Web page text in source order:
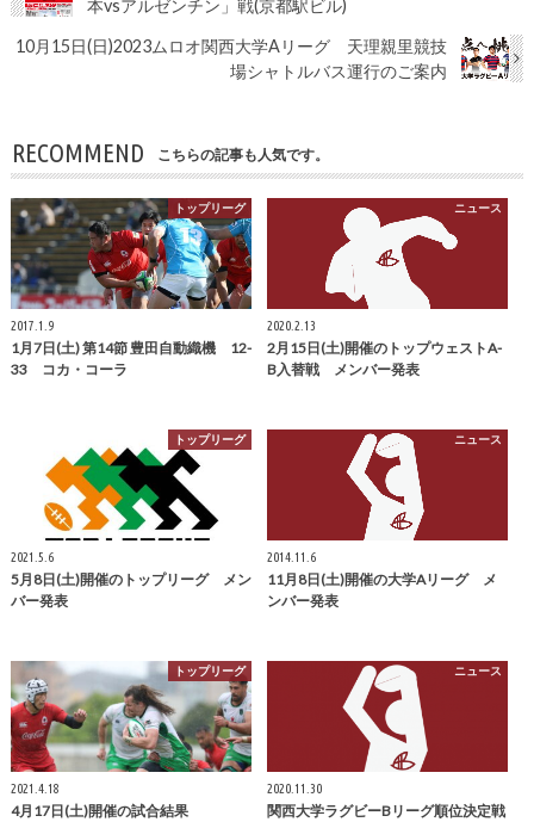
本vsアルゼンチン」戦(京都駅ビル)
10月15日(日)2023ムロオ関西大学Aリーグ 天理親里競技
場シャトルバス運行のご案内
RECOMMEND こちらの記事も人気です。
トップリーグ
2017.1.9
1月7日(土) 第14節 豊田自動織機 12-
33 コカ・コーラ
ニュース
2020.2.13
2月15日(土)開催のトップウェストA-
B入替戦 メンバー発表
トップリーグ
2021.5.6
5月8日(土)開催のトップリーグ メン
バー発表
ニュース
2014.11.6
11月8日(土)開催の大学Aリーグ メ
ンバー発表
トップリーグ
2021.4.18
4月17日(土)開催の試合結果
ニュース
2020.11.30
関西大学ラグビーBリーグ順位決定戦